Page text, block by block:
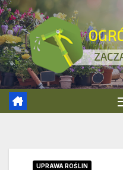
Skip
to
content
UPRAWA ROŚLIN